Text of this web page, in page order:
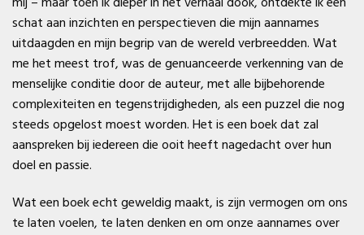
schat aan inzichten en perspectieven die mijn aannames
uitdaagden en mijn begrip van de wereld verbreedden. Wat
me het meest trof, was de genuanceerde verkenning van de
menselijke conditie door de auteur, met alle bijbehorende
complexiteiten en tegenstrijdigheden, als een puzzel die nog
steeds opgelost moest worden. Het is een boek dat zal
aanspreken bij iedereen die ooit heeft nagedacht over hun
doel en passie.
Wat een boek echt geweldig maakt, is zijn vermogen om ons
te laten voelen, te laten denken en om onze aannames over